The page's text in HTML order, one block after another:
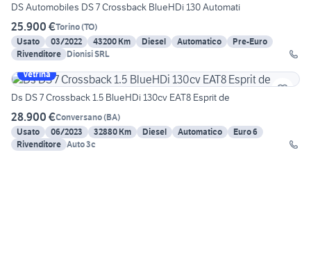
DS Automobiles DS 7 Crossback BlueHDi 130 Automati
25.900 €Torino(TO)
Usato
03/2022 43200 Km Diesel Automatico
Pre-Euro
Rivenditore Dionisi SRL
Vetrina
Ds DS 7 Crossback 1.5 BlueHDi 130cv EAT8 Esprit de
28.900 €Conversano(BA)
Usato
06/2023 32880 Km Diesel Automatico
Euro 6
Rivenditore Auto 3c